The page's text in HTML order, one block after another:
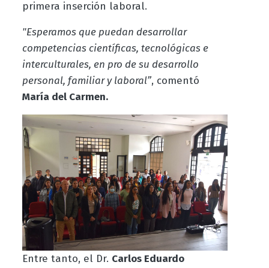
primera inserción laboral.
"Esperamos que puedan desarrollar
competencias científicas, tecnológicas e
interculturales, en pro de su desarrollo
personal, familiar y laboral”, comentó
María del Carmen.
Entre tanto, el Dr. Carlos Eduardo